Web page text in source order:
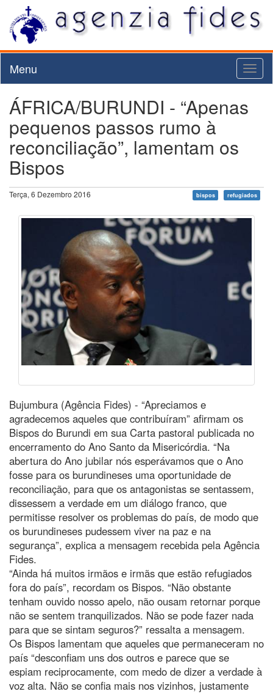
Menu
ÁFRICA/BURUNDI - “Apenas
pequenos passos rumo à
reconciliação”, lamentam os
Bispos
Terça, 6 Dezembro 2016 bispos refugiados
Bujumbura (Agência Fides) - “Apreciamos e
agradecemos aqueles que contribuíram” afirmam os
Bispos do Burundi em sua Carta pastoral publicada no
encerramento do Ano Santo da Misericórdia. “Na
abertura do Ano jubilar nós esperávamos que o Ano
fosse para os burundineses uma oportunidade de
reconciliação, para que os antagonistas se sentassem,
dissessem a verdade em um diálogo franco, que
permitisse resolver os problemas do país, de modo que
os burundineses pudessem viver na paz e na
segurança”, explica a mensagem recebida pela Agência
Fides.
“Ainda há muitos irmãos e irmãs que estão refugiados
fora do país”, recordam os Bispos. “Não obstante
tenham ouvido nosso apelo, não ousam retornar porque
não se sentem tranquilizados. Não se pode fazer nada
para que se sintam seguros?” ressalta a mensagem.
Os Bispos lamentam que aqueles que permaneceram no
país “desconfiam uns dos outros e parece que se
espiam reciprocamente, com medo de dizer a verdade à
voz alta. Não se confia mais nos vizinhos, justamente